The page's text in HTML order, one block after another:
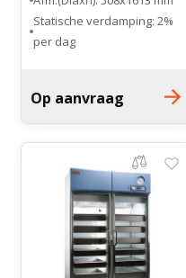
Statische verdamping: 2%
per dag
Op aanvraag